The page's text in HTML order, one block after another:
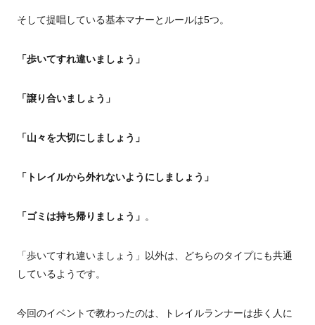
そして提唱している基本マナーとルールは5つ。
「歩いてすれ違いましょう」
「譲り合いましょう」
「山々を大切にしましょう」
「トレイルから外れないようにしましょう」
「ゴミは持ち帰りましょう」 。
「歩いてすれ違いましょう」以外は、どちらのタイプにも共通
しているようです。
今回のイベントで教わったのは、トレイルランナーは歩く人に